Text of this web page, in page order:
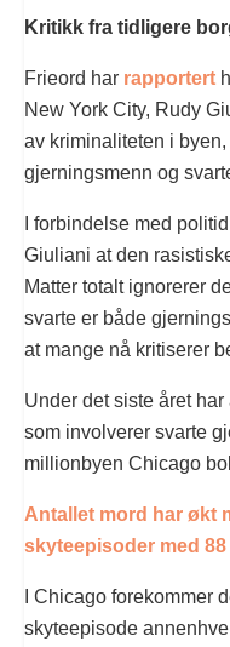
Kritikk fra tidligere
Frieord har rapportert
New York City, Rudy
av kriminaliteten i
gjerningsmenn og
I forbindelse med
Giuliani at den
Matter totalt ignorerer
svarte er både
at mange nå kritiserer
Under det siste året
som involverer svarte
millionbyen Chicago
Antallet mord har økt
skyteepisoder med
I Chicago forekommer
skyteepisode